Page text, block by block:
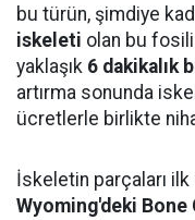
bu türün, şimdiye
iskeleti olan bu
yaklaşık 6 dakikalık
artırma sonunda
ücretlerle birlikte
İskeletin parçaları ilk
Wyoming'deki Bone